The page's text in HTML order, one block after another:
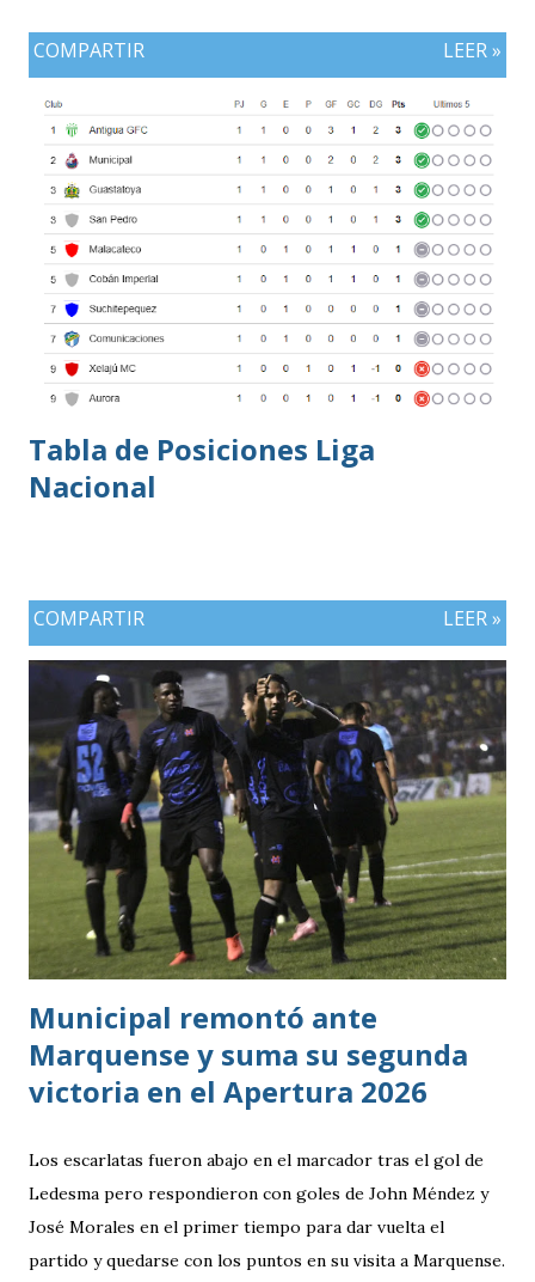
tres puntos y diferencia de -1, mientras Antigua y Barbuda
dependió de otros resultados? Porque el equipo solo
consiguió imponer condiciones frente al rival más débil del
grupo. En los dos partidos que definían la clasificación fue
superado en posesión, producción ofensiva y generación de
ocasiones de gol. La goleada frente a México terminó
siendo la consecuencia más visible de una diferencia que ya
se había manifestado ante Costa Rica y que obligó a la
Bicolor a llegar a la última jornada pendiente de otros
resultados, particularmente del de Honduras vs. Panamá.
COMPARTIR LEER »
Tabla de Posiciones Liga
Nacional
COMPARTIR LEER »
Municipal remontó ante
Marquense y suma su segunda
victoria en el Apertura 2026
Los escarlatas fueron abajo en el marcador tras el gol de
Ledesma pero respondieron con goles de John Méndez y
José Morales en el primer tiempo para dar vuelta el
partido y quedarse con los puntos en su visita a Marquense.